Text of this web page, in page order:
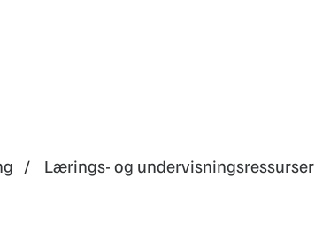
Lærings- og undervisningsressurser